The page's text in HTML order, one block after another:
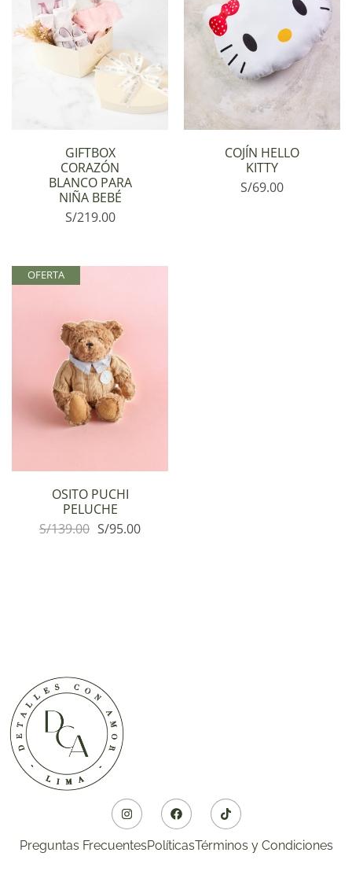
GIFTBOX
CORAZÓN
BLANCO PARA
NIÑA BEBÉ
S/219.00
COJÍN HELLO
KITTY
S/69.00
OFERTA
OSITO PUCHI
PELUCHE
S/139.00 S/95.00
Preguntas FrecuentesPolíticasTérminos y Condiciones